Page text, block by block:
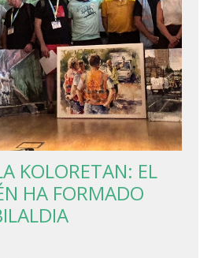
KOLORETAN: EL
HA FORMADO